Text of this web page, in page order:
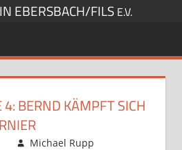
EBERSBACH/FILS E.V.
BERND KÄMPFT SICH
Michael Rupp